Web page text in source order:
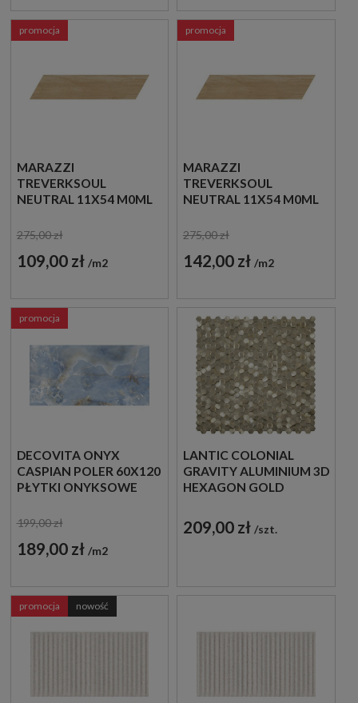
MARAZZI
TREVERKSOUL
NEUTRAL 11X54 M0ML
275,00 zł
109,00 zł m2
promocja
MARAZZI
TREVERKSOUL
NEUTRAL 11X54 M0ML
DREWNOPODOBNE
275,00 zł
142,00 zł m2
promocja
DECOVITA ONYX
CASPIAN POLER 60X120
PŁYTKI ONYKSOWE
199,00 zł
189,00 zł m2
promocja
LANTIC COLONIAL
GRAVITY ALUMINIUM 3D
HEXAGON GOLD
MOZAIKA METALOWA
SZCZOTKOWANA
209,00 zł szt.
promocja nowość